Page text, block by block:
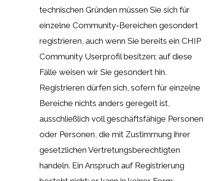
technischen Gründen müssen Sie sich für
einzelne Community-Bereichen gesondert
registrieren, auch wenn Sie bereits ein CHIP
Community Userprofil besitzen; auf diese
Fälle weisen wir Sie gesondert hin.
Registrieren dürfen sich, sofern für einzelne
Bereiche nichts anders geregelt ist,
ausschließlich voll geschäftsfähige Personen
oder Personen, die mit Zustimmung ihrer
gesetzlichen Vertretungsberechtigten
handeln. Ein Anspruch auf Registrierung